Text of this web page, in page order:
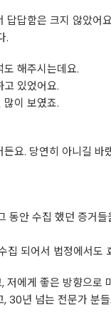
답함은 크지 않았어
.
해주시는데요.
있었어요.
이 보였죠.
요. 당연히 아니길 바
안 수집 했던 증거
되어서 법정에서도
에게 좋은 방향으로
년 넘는 전문가 분